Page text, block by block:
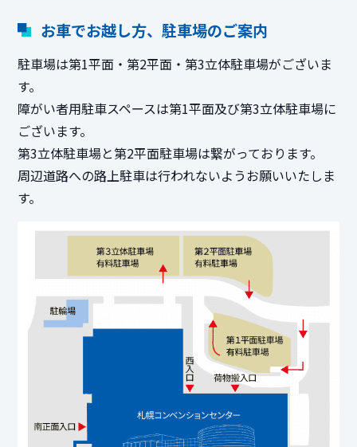
お車でお越し方、駐車場のご案内
駐車場は第1平面・第2平面・第3立体駐車場がございま
す。
障がい者用駐車スペースは第1平面及び第3立体駐車場に
ございます。
第3立体駐車場と第2平面駐車場は繋がっております。
周辺道路への路上駐車は行われないようお願いいたしま
す。